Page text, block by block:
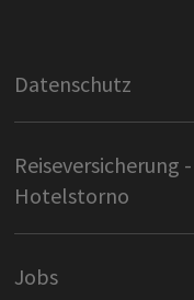
Datenschutz
Reiseversicherung -
Hotelstorno
Jobs